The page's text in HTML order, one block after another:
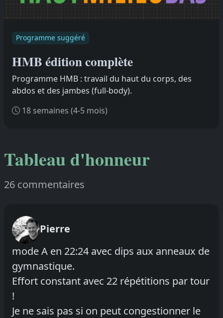
Programme suggéré
HMB édition complète
Programme HMB : travail du haut du corps, des
abdos et des jambes (full-body).
18 semaines (4-5 mois)
Tableau d'honneur
26 commentaires
Pierre
mode A en 22:24 avec dips aux anneaux de
gymnastique.
Effort constant avec 22 répétitions par tour
!
Je ne sais pas si on peut congestionner le